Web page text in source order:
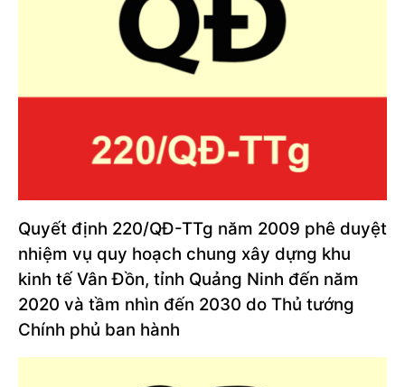
Quyết định 220/QĐ-TTg năm 2009 phê duyệt
nhiệm vụ quy hoạch chung xây dựng khu
kinh tế Vân Đồn, tỉnh Quảng Ninh đến năm
2020 và tầm nhìn đến 2030 do Thủ tướng
Chính phủ ban hành